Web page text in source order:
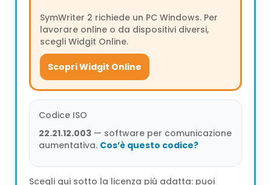
SymWriter 2 richiede un PC Windows. Per
lavorare online o da dispositivi diversi,
scegli Widgit Online.
Scopri Widgit Online
Codice ISO
22.21.12.003 — software per comunicazione
aumentativa. Cos’è questo codice?
Scegli qui sotto la licenza più adatta: puoi